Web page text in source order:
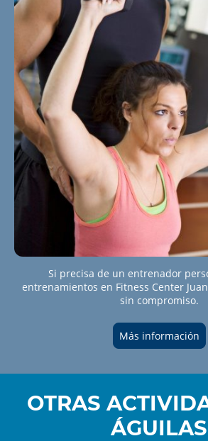
Si precisa de un entrenador
entrenamientos en Fitness Center
sin compromiso.
Más información
OTRAS
ÁGUILAS